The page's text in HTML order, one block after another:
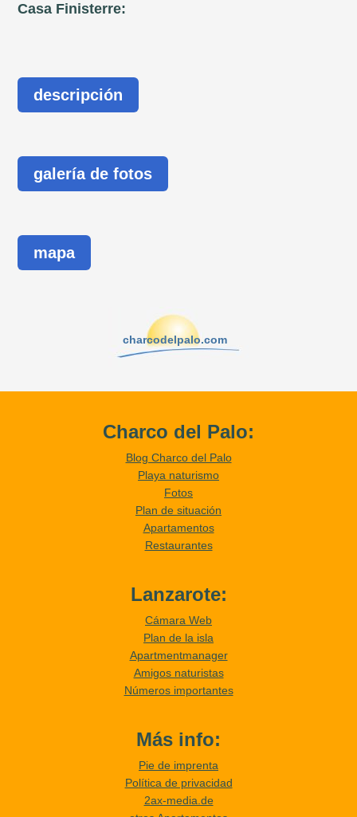
Casa Finisterre:
descripción
galería de fotos
mapa
charcodelpalo.com
Charco del Palo:
Blog Charco del Palo
Playa naturismo
Fotos
Plan de situación
Apartamentos
Restaurantes
Lanzarote:
Cámara Web
Plan de la isla
Apartmentmanager
Amigos naturistas
Números importantes
Más info:
Pie de imprenta
Política de privacidad
2ax-media.de